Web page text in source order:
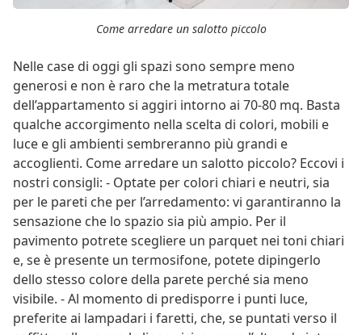
Come arredare un salotto piccolo
Nelle case di oggi gli spazi sono sempre meno
generosi e non è raro che la metratura totale
dell’appartamento si aggiri intorno ai 70-80 mq. Basta
qualche accorgimento nella scelta di colori, mobili e
luce e gli ambienti sembreranno più grandi e
accoglienti. Come arredare un salotto piccolo? Eccovi i
nostri consigli: - Optate per colori chiari e neutri, sia
per le pareti che per l’arredamento: vi garantiranno la
sensazione che lo spazio sia più ampio. Per il
pavimento potrete scegliere un parquet nei toni chiari
e, se è presente un termosifone, potete dipingerlo
dello stesso colore della parete perché sia meno
visibile. - Al momento di predisporre i punti luce,
preferite ai lampadari i faretti, che, se puntati verso il